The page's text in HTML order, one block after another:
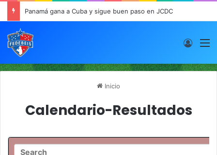
Panamá gana a Cuba y sigue buen paso en JCDC
Inicio
Calendario-Resultados